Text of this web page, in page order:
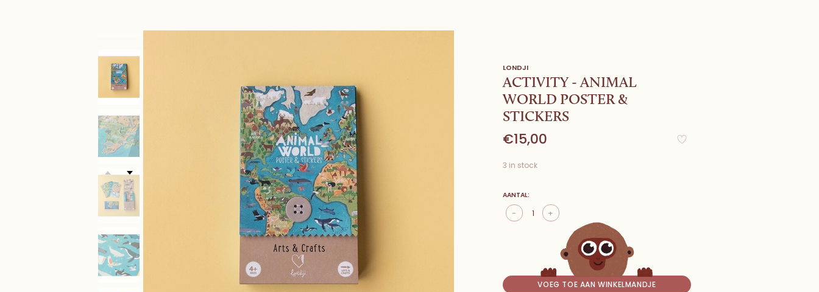
LONDJI
ACTIVITY - ANIMAL
WORLD POSTER &
STICKERS
€15,00
3 in stock
AANTAL:
+
-
VOEG TOE AAN WINKELMANDJE